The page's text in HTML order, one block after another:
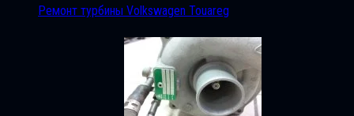
Ремонт турбины Volkswagen Touareg